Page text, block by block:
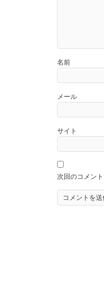
名前
メール
サイト
次回のコメン